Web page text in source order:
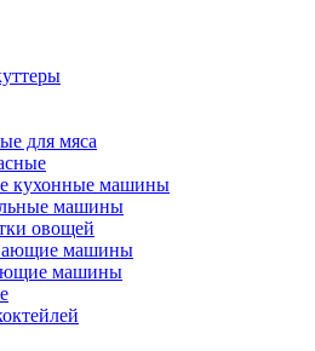
для мяса
кухонные машины
машины
овощей
машины
машины